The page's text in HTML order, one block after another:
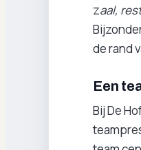
zaal,
de rand
Een
Bij De